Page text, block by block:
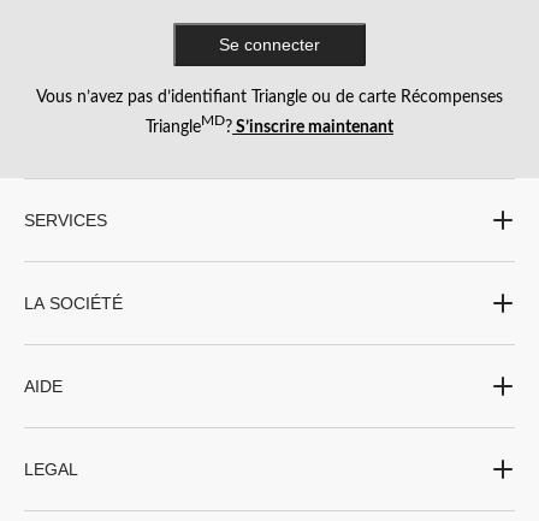
Se connecter
Vous n’avez pas d’identifiant Triangle ou de carte Récompenses
TriangleMD? S’inscrire maintenant
SERVICES
LA SOCIÉTÉ
AIDE
LEGAL